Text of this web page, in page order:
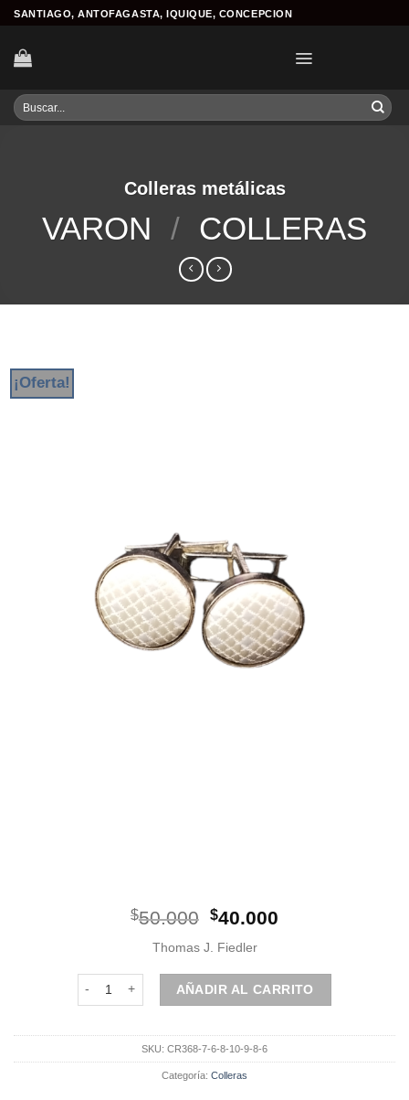
Skip
content
SANTIAGO, ANTOFAGASTA, IQUIQUE, CONCEPCION
Buscar
por:
Colleras metálicas
VARON / COLLERAS
¡Oferta!
$50.000 El
original
era:
$50.000.
$40.000
es:
$40.000.
Thomas J. Fiedler
Colleras metálicas cantidad
AÑADIR AL CARRITO
SKU: CR368-7-6-8-10-9-8-6
Categoría: Colleras